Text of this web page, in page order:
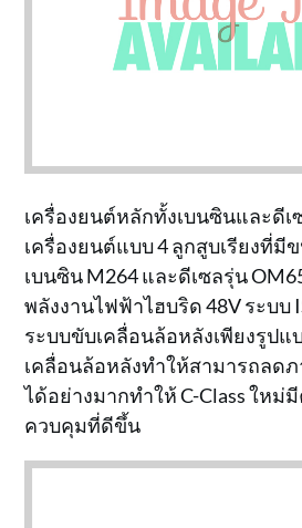
เครื่องยนต์หลักทั้งเบนซินและดีเ
เครื่องยนต์แบบ 4 ลูกสูบเรียงที่มี
เบนซิน M264 และดีเซลรุ่น
พลังงานไฟฟ้าไฮบริด 48V ระบบ
ระบบขับเคลื่อนล้อหลังเพียงรูปแ
เคลื่อนล้อหลังทำให้สามารถลด
ได้อย่างมากทำให้ C-Class ใหม่
ควบคุมที่ดีขึ้น